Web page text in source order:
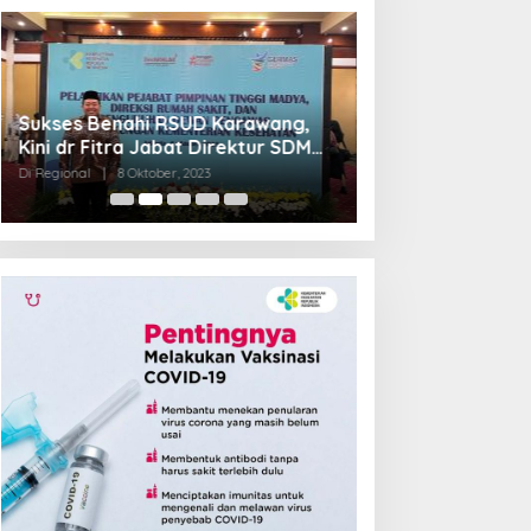
Sukses Benahi RSUD Karawang,
Kini dr Fitra Jabat Direktur SDM
RSHS Bandung
Di Regional | 8 Oktober, 2023